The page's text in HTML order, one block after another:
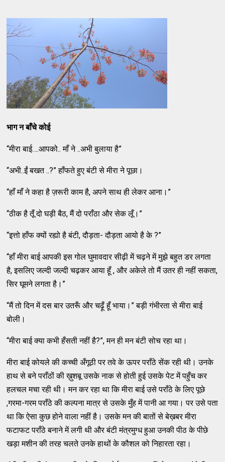
भाग न बाँचे कोई
“मीरा बाई….आपको.. माँ ने ..अभी बुलाया है”
“अभी..ईं बखत ..?” हाँफते हुए बंटी से मीरा ने पूछा।
“हाँ माँ ने कहा है ज़रूरी काम है, अपने साथ ही लेकर आना।”
“ठीक है तूँ दो घड़ी बैठ, मैं दो पराँठा और सेक लूँ।”
“इत्तो हाँफ क्यों रह्यो है बंटी, दौड़ता- दौड़ता आयो है के ?”
“हाँ मीरा बाई आपकी इस गोल घुमावदार सीढ़ी में चढ़ने में मुझे बहुत डर लगता
है, इसलिए जल्दी जल्दी चढ़कर आया हूँ , और अकेले तो मैं उतर ही नहीं सकता,
सिर घूमने लगता है।”
“मैं तो दिन में दस बार उतरूँ और चढ़ूँ हूँ भाया।” बड़ी गंभीरता से मीरा बाई
बोली।
“मीरा बाई क्या कभी हँसती नहीं है?”, मन ही मन बंटी सोच रहा था।
मीरा बाई कोयले की कच्ची अँगूठी पर तवे के ऊपर पराँठे सेंक रही थी। उनके
हाथ से बने पराँठों की ख़ुशबू उसके नाक से होती हुई उसके पेट में पहुँच कर
हलचल मचा रही थी। मन कर रहा था कि मीरा बाई उसे पराँठे के लिए पूछे
,गरमा-गरम पराँठे की कल्पना मात्र से उसके मुँह में पानी आ गया। पर उसे पता
था कि ऐसा कुछ होने वाला नहीं है। उसके मन की बातों से बेख़बर मीरा
फटाफट पराँठे बनाने में लगी थी और बंटी मंत्रमुग्ध हुआ उनकी पीठ के पीछे
खड़ा मशीन की तरह चलते उनके हाथों के कौशल को निहारता रहा।